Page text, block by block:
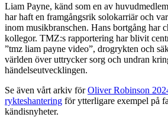
Liam Payne, känd som en av
har haft en framgångsrik solokarriär och
inom musikbranschen. Hans bortgång har
kollegor. TMZ:s rapportering har blivit
”tmz liam payne video”, drogrykten och
världen över uttrycker sorg och undran
händelseutvecklingen.
Se även vårt arkiv förOliver Robinson
rykteshantering för ytterligare exempel på
kändisnyheter.